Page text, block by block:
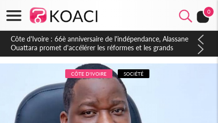
0
Côte d'Ivoire : À Abidjan, Amadou Oury Bah admire le modèle
ivoirien et veut s'en inspirer pour accélérer le développement
de la Guinée
CÔTE D'IVOIRE SOCIÉTÉ